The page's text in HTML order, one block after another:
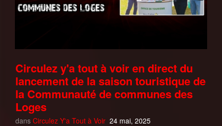
Circulez y'a tout à voir en direct du
lancement de la saison touristique de
la Communauté de communes des
Loges
dans Circulez Y'a Tout à Voir 24 mai, 2025